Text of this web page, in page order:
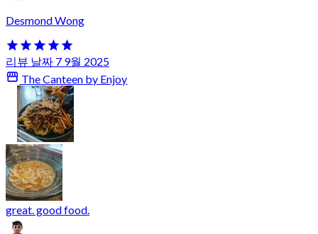
Desmond Wong
리뷰 날짜 7 9월 2025
The Canteen by Enjoy
great. good food.